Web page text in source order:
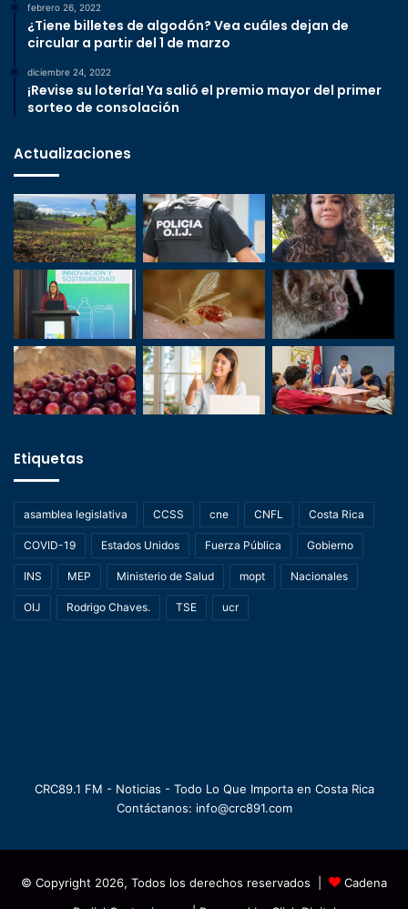
febrero 26, 2022
¿Tiene billetes de algodón? Vea cuáles dejan de
circular a partir del 1 de marzo
diciembre 24, 2022
¡Revise su lotería! Ya salió el premio mayor del primer
sorteo de consolación
Actualizaciones
Etiquetas
asamblea legislativa CCSS cne CNFL Costa Rica
COVID-19 Estados Unidos Fuerza Pública Gobierno
INS MEP Ministerio de Salud mopt Nacionales
OIJ Rodrigo Chaves. TSE ucr
CRC89.1 FM - Noticias - Todo Lo Que Importa en Costa Rica
Contáctanos: info@crc891.com
© Copyright 2026, Todos los derechos reservados |
Cadena